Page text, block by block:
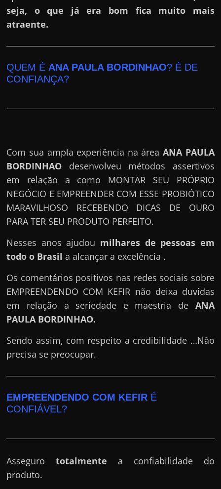
seja, o que já era bom fica muito mais
atraente.
QUEM É ANA PAULA BORDINHAO? É DE
CONFIANÇA?
Com sua ampla experiência na área ANA PAULA
BORDINHAO desenvolveu métodos assertivos
em relação a como MONTAR SEU PRÓPRIO
NEGÓCIO E EMPREENDER COM ESSE PROBIÓTICO
MARAVILHOSO RECEBENDO DICAS DE OURO
PARA TER SEU PRODUTO PERFEITO.
Nesses anos ajudou milhares de pessoas em
todo o Brasil a alcançar a excelência .
Os comentários positivos nas redes sociais sobre
EMPREENDENDO COM KEFIR não deixa duvidas
em relação a seriedade e maestria de ANA
PAULA BORDINHAO.
Sendo assim, com respeito a credibilidade …Não
precisa se preocupar.
EMPREENDENDO COM KEFIR É
CONFIÁVEL?
Assegurototalmente a confiabilidade do
produto.